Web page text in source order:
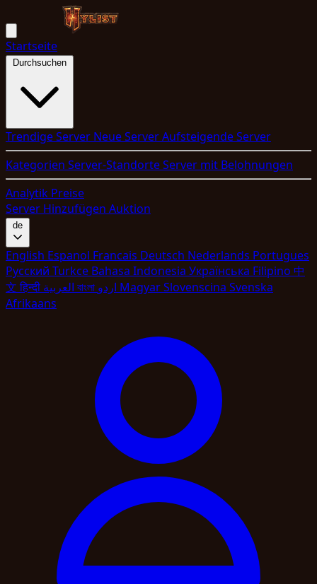
Startseite
Trendige Server Neue ServerAufsteigende Server
Kategorien Server-StandorteServer mit Belohnungen
Analytik Preise
Server Hinzufügen Auktion
de
English Espanol Francais Deutsch Nederlands Portugues
Pyccкий Turkce Bahasa Indonesia Укpaїнcькa Filipino 中
文हिन्दी বাংলা MagyarSlovenscina Svenska
Afrikaans